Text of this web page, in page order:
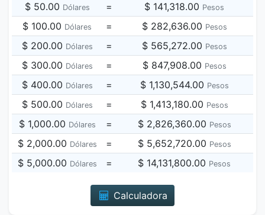
$ 50.00 Dólares = $ 141,318.00 Pesos
$ 100.00 Dólares = $ 282,636.00 Pesos
$ 200.00 Dólares = $ 565,272.00 Pesos
$ 300.00 Dólares = $ 847,908.00 Pesos
$ 400.00 Dólares = $ 1,130,544.00 Pesos
$ 500.00 Dólares = $ 1,413,180.00 Pesos
$ 1,000.00 Dólares = $ 2,826,360.00 Pesos
$ 2,000.00 Dólares = $ 5,652,720.00 Pesos
$ 5,000.00 Dólares = $ 14,131,800.00 Pesos
Calculadora